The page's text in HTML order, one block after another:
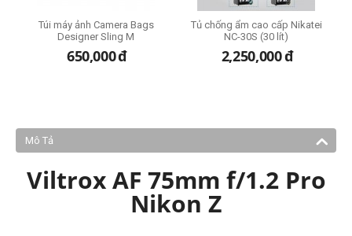
Túi máy ảnh Camera Bags
Designer Sling M
650,000đ
Tủ chống ẩm cao cấp Nikatei
NC-30S (30 lít)
2,250,000đ
Mô Tả
Viltrox AF 75mm f/1.2 Pro
Nikon Z